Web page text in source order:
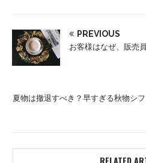
PREVIOUS
お客様はなぜ、販売
夏物は撤退すべき？早すぎる秋物シ
RELATED